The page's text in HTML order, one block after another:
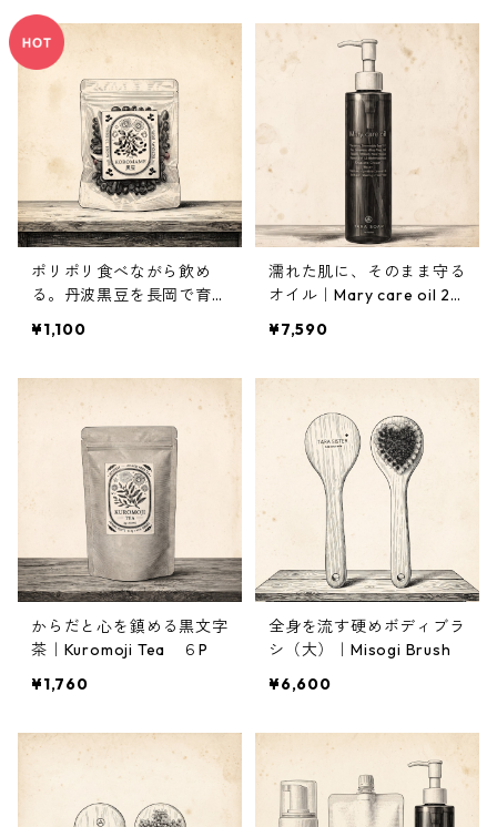
ポリポリ食べながら飲め
る。丹波黒豆を長岡で育て
¥1,100
濡れた肌に、そのまま守る
オイル｜Mary care oil 20
¥7,590
からだと心を鎮める黒文字
茶｜Kuromoji Tea ６P
¥1,760
全身を流す硬めボディブラ
シ（大）｜Misogi Brush
¥6,600